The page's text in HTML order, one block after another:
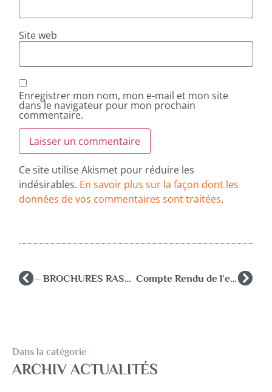
Site web
Enregistrer mon nom, mon e-mail et mon site
dans le navigateur pour mon prochain
commentaire.
Ce site utilise Akismet pour réduire les
indésirables. En savoir plus sur la façon dont les
données de vos commentaires sont traitées.
– BROCHURES RASED -SUPPLEMENT au Guide des Parents- Compte Rendu de l’entretien de l’AFPEN au ministère de l’Education Nationale
Dans la catégorie
ARCHIV ACTUALITÉS